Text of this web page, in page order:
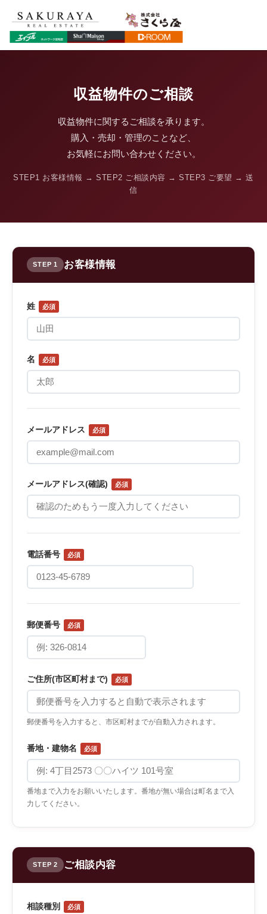
収益物件のご相談
収益物件に関するご相談を承ります。
購入・売却・管理のことなど、
お気軽にお問い合わせください。
STEP1 お客様情報 → STEP2 ご相談内容 → STEP3 ご要望 → 送
信
STEP 1 お客様情報
姓 必須
名 必須
メールアドレス 必須
メールアドレス(確認) 必須
電話番号 必須
郵便番号 必須
ご住所(市区町村まで) 必須
郵便番号を入力すると、市区町村までが自動入力されます。
番地・建物名 必須
番地まで入力をお願いいたします。番地が無い場合は町名まで入
力してください。
STEP 2 ご相談内容
相談種別 必須